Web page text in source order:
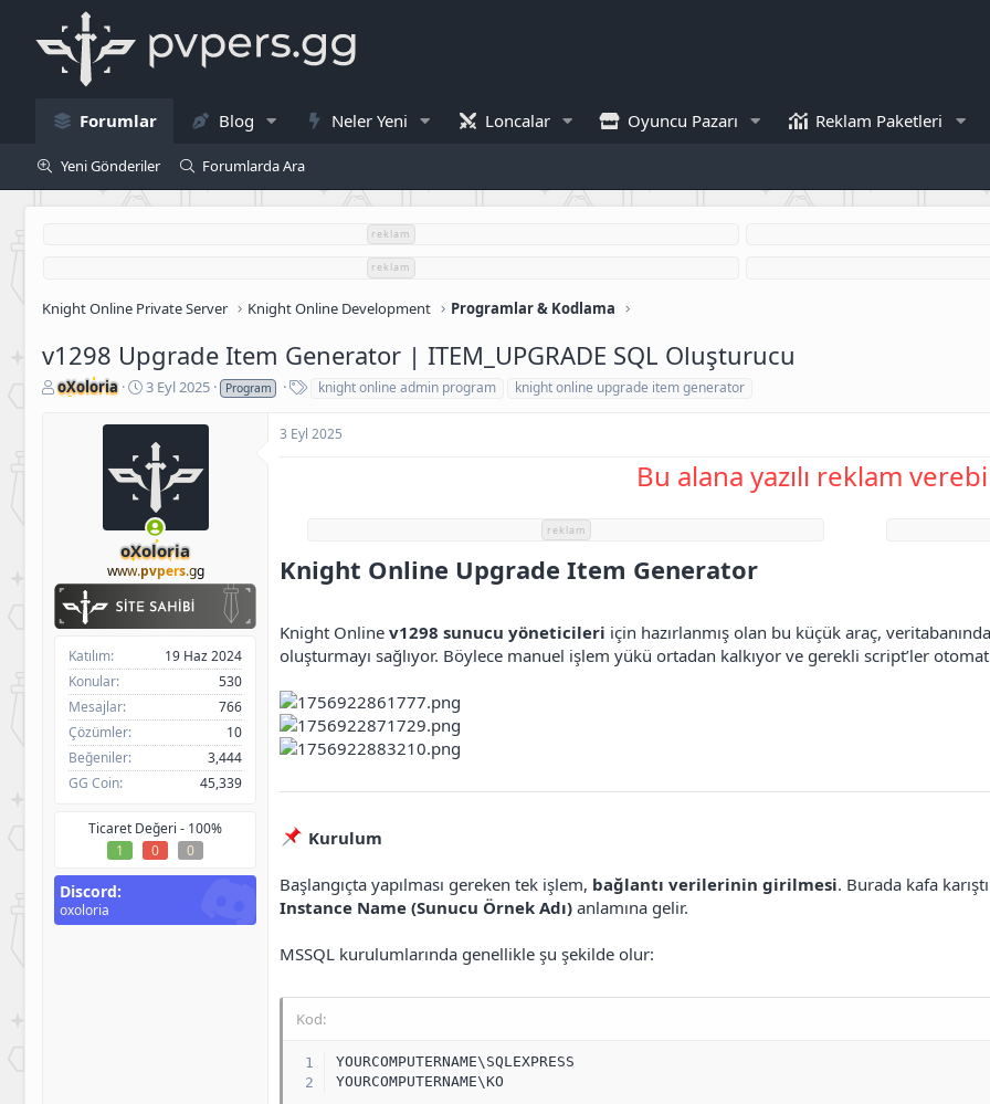
Forumlar Blog Neler Yeni Loncalar Oyuncu Pazarı Reklam Paketleri
Yeni Gönderiler Forumlarda Ara
reklam
reklam
Knight Online Private Server Knight Online Development Programlar & Kodlama
v1298 Upgrade Item Generator | ITEM_UPGRADE SQL Oluşturucu
K
oXoloria
B
ş
a
n
g
ı
ç
t
a
i
i
3 Eyl 2025 Program
i
knight online admin program knight online upgrade item generator
oXoloria
www.pvpers.gg
Katılım
19 Haz 2024
Konular
530
Mesajlar
766
Çözümler
10
Beğeniler
3,444
GG Coin
45,339
Ticaret Değeri - 100%
1
0 0
Discord
oxoloria
3 Eyl 2025
Bu alana yazılı reklam
reklam
Knight Online Upgrade Item Generator​
Knight Online v1298 sunucu yöneticileri için hazırlanmış olan bu küçük araç,
oluşturmayı sağlıyor. Böylece manuel işlem yükü ortadan kalkıyor ve gerekli script’ler
Kurulum
Başlangıçta yapılması gereken tek işlem, bağlantı verilerinin girilmesi. Burada kafa
Instance Name (Sunucu Örnek Adı) anlamına gelir.
MSSQL kurulumlarında genellikle şu şekilde olur:
Kod:
YOURCOMPUTERNAME\SQLEXPRESS
YOURCOMPUTERNAME\KO